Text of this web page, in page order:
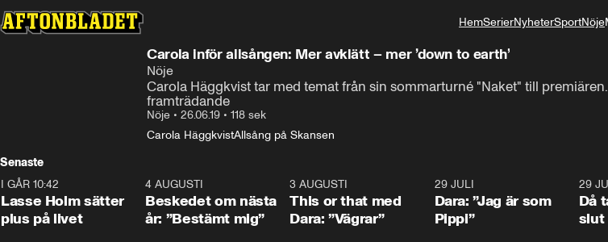
HemSerierNyheterSportNöje
Carola inför allsången: Mer avklätt – mer ’down to earth’
Nöje
Carola Häggkvist tar med temat från sin sommarturné "Naket" till
framträdande
Nöje • 26.06.19 • 118 sek
Carola HäggkvistAllsång på Skansen
Senaste
1:04
I GÅR 10:42
Lasse Holm sätter
plus på livet
0:24
4 AUGUSTI
Beskedet om nästa
år: ”Bestämt mig”
3 AUGUSTI
This or that med
Dara: ”Vägrar”
29 JULI
Dara: ”Jag är som
Pippi”
29
Då
slut